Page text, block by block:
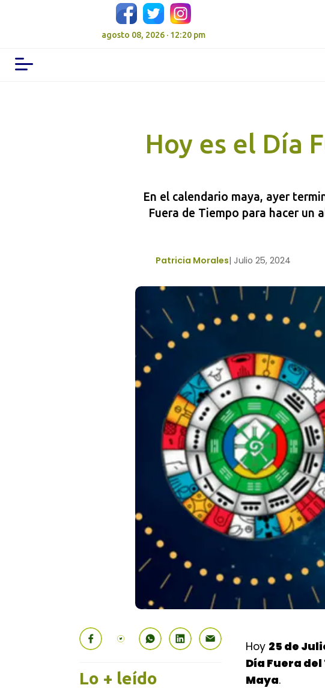
agosto 08, 2026 · 12:20 pm
Hoy es el Día
En el calendario maya, ayer
Fuera de Tiempo para hacer un
Patricia Morales| Julio 25, 2024
Lo + leído
Hoy 25 de
Día Fuera
Maya.